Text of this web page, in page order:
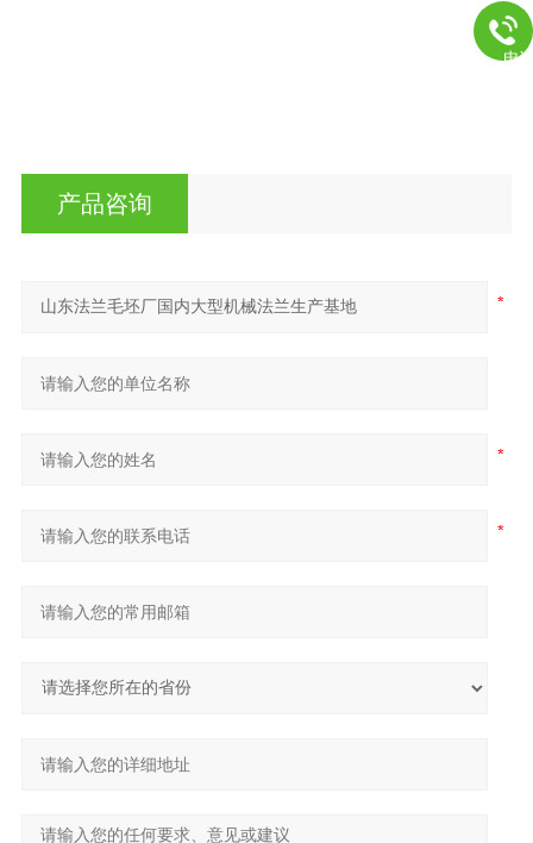
产品咨询
电